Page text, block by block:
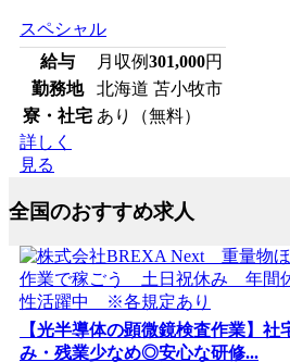
スペシャル
給与
月収例301,000円
勤務地
北海道 苫小牧市
寮・社宅 あり（無料）
詳しく
見る
全国のおすすめ求人
【光半導体の顕微鏡検査作業】
み・残業少なめ◎安心な研修...